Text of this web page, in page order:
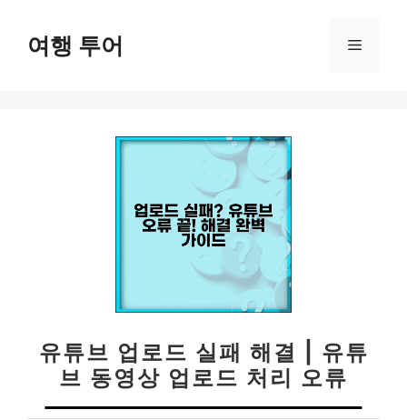
여행 투어 메
유튜브 업로드 실패 해결 | 유튜
브 동영상 업로드 처리 오류